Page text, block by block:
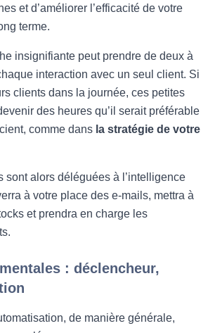
et d’améliorer l’efficacité de votre
terme.
insignifiante peut prendre de deux à
interaction avec un seul client. Si
clients dans la journée, ces petites
des heures qu’il serait préférable
comme dans la stratégie de votre
sont alors déléguées à l’intelligence
à votre place des e-mails, mettra à
et prendra en charge les
: déclencheur,
de manière générale,